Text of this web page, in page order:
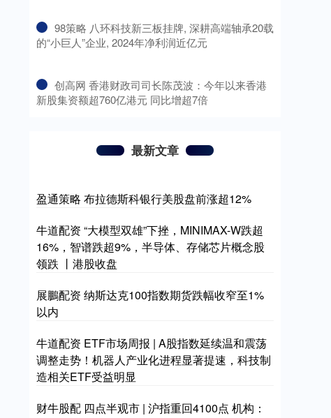
​98策略 八环科技新三板挂牌, 深耕高端轴承20载
的“小巨人”企业, 2024年净利润近亿元
​创高网 香港财政司司长陈茂波：今年以来香港
新股集资额超760亿港元 同比增超7倍
最新文章
盈通策略 布拉德斯科银行美股盘前涨超12%
牛道配资 “大模型双雄”下挫，MINIMAX-W跌超
16%，智谱跌超9%，半导体、存储芯片概念股
领跌 丨港股收盘
展鵬配资 纳斯达克100指数期货跌幅收窄至1%
以内
牛道配资 ETF市场周报 | A股指数延续温和震荡
调整走势！机器人产业化进程显著提速，科技制
造相关ETF受益明显
财牛股配 四点半观市 | 沪指重回4100点 机构：